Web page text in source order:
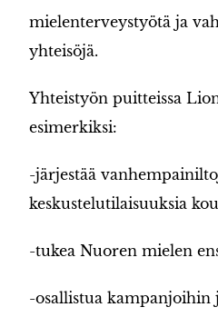
mielenterveystyötä ja
yhteisöjä.
Yhteistyön puitteissa
esimerkiksi:
-järjestää
keskustelutilaisuuksia
-tukea Nuoren mielen
-osallistua kampanjoihin